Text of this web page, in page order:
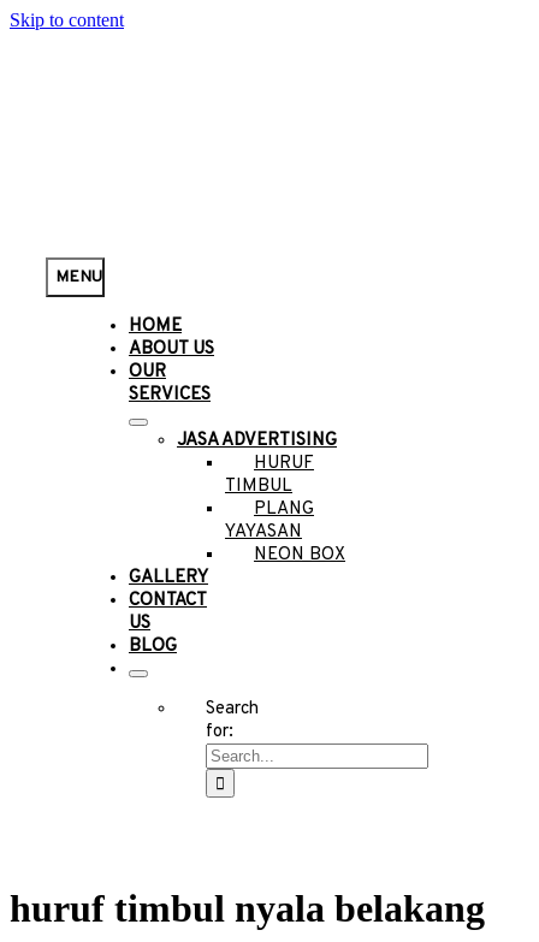
Skip to content
MENU
HOME
ABOUT US
OUR
SERVICES
JASA ADVERTISING
HURUF
TIMBUL
PLANG
YAYASAN
NEON BOX
GALLERY
CONTACT
US
BLOG
Search
for:
huruf timbul nyala belakang